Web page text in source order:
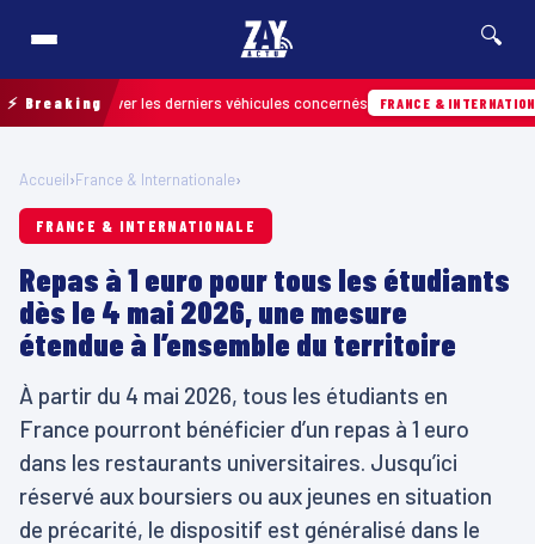
🔍
⚡ Breaking
retrouver les derniers véhicules concernés FRANCE & INTERNATIONALE
Accueil›France & Internationale›
FRANCE & INTERNATIONALE
Repas à 1 euro pour tous les étudiants
dès le 4 mai 2026, une mesure
étendue à l’ensemble du territoire
À partir du 4 mai 2026, tous les étudiants en
France pourront bénéficier d’un repas à 1 euro
dans les restaurants universitaires. Jusqu’ici
réservé aux boursiers ou aux jeunes en situation
de précarité, le dispositif est généralisé dans le